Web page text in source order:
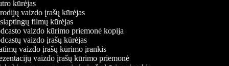
kūrėjas
vaizdo įrašų kūrėjas
filmų kūrėjas
vaizdo kūrimo priemonė kopija
vaizdo įrašų kūrėjas
vaizdo įrašų kūrimo įrankis
vaizdo įrašų kūrimo priemonė